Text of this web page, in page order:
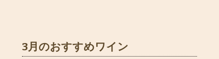
3月のおすすめワイン